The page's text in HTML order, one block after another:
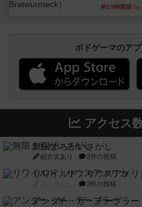
約19時間前 by
ボドゲーマのア
アクセス
無限まちがいさがし
紹介文あり 2件の投稿
リワイルド：サウスアメリ
2件の投稿
アンダー・ザ・テーブラー